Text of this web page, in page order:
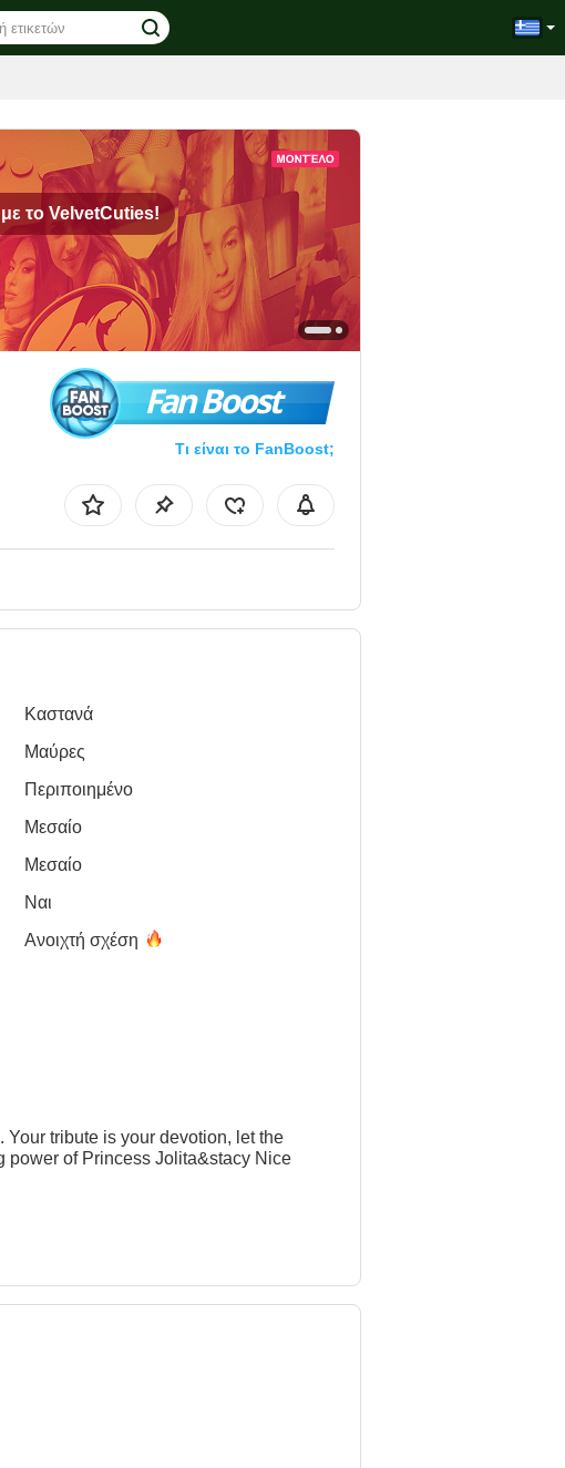
το VelvetCuties!
Fan Boost
Τι είναι το FanBoost;
Καστανά
Μαύρες
Περιποιημένο
Μεσαίο
Μεσαίο
Ναι
Ανοιχτή σχέση
tribute is your devotion, let the
power of Princess Jolita&stacy Nice